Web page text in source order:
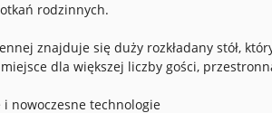
rodzinnych.
znajduje się duży rozkładany stół,
dla większej liczby gości,
i nowoczesne technologie